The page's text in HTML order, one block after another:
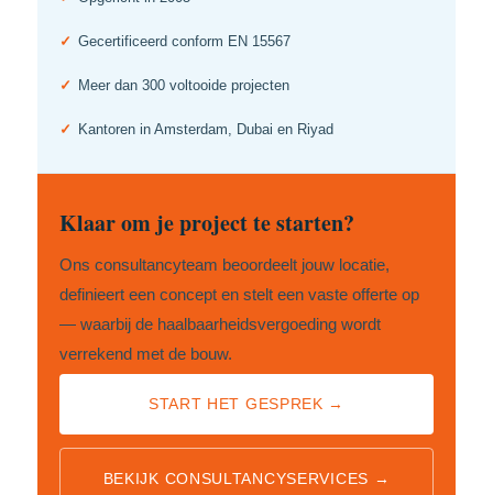
✓ Gecertificeerd conform EN 15567
✓ Meer dan 300 voltooide projecten
✓ Kantoren in Amsterdam, Dubai en Riyad
Klaar om je project te starten?
Ons consultancyteam beoordeelt jouw locatie,
definieert een concept en stelt een vaste offerte op
— waarbij de haalbaarheidsvergoeding wordt
verrekend met de bouw.
START HET GESPREK →
BEKIJK CONSULTANCYSERVICES →